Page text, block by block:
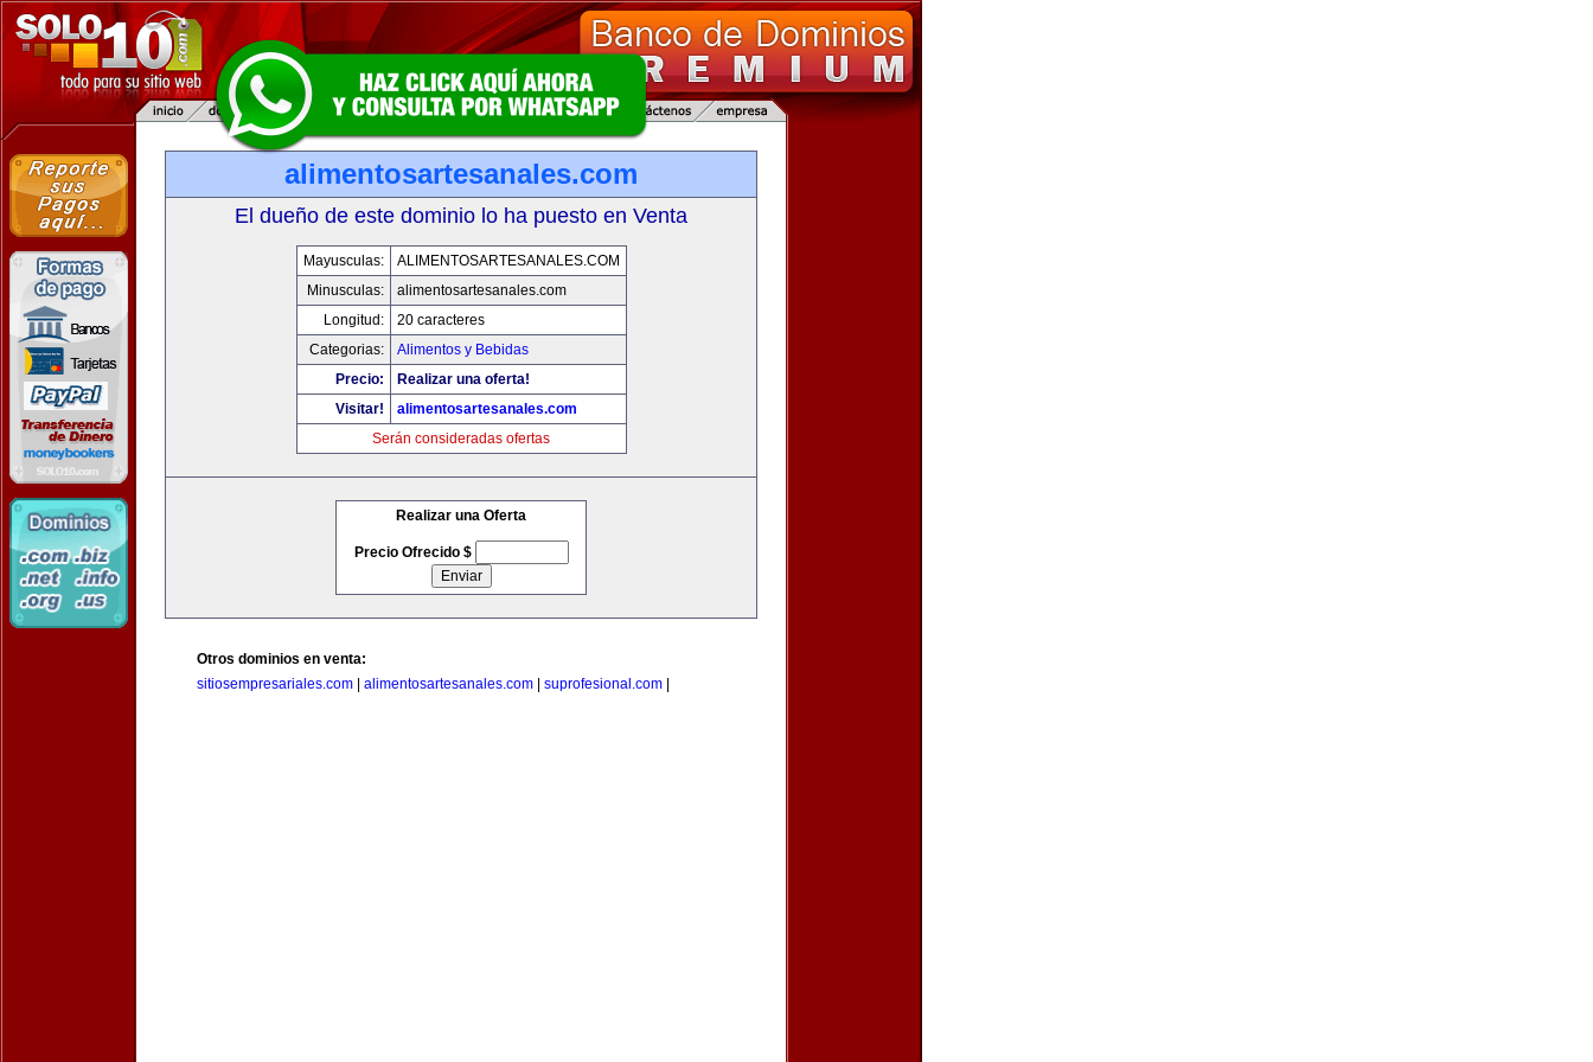
alimentosartesanales.com
El dueño de este dominio lo ha puesto en Venta
Mayusculas:
ALIMENTOSARTESANALES.COM
Minusculas:
alimentosartesanales.com
Longitud:
20 caracteres
Categorias:
Alimentos y Bebidas
Precio:
Realizar una oferta!
Visitar!
alimentosartesanales.com
Serán consideradas ofertas
Realizar una Oferta
Precio Ofrecido $
Otros dominios en venta:
sitiosempresariales.com
alimentosartesanales.com suprofesional.com